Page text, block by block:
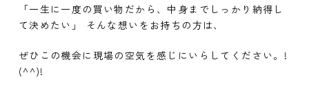
「一生に一度の買い物だから、中身までしっかり納得し
て決めたい」 そんな想いをお持ちの方は、
ぜひこの機会に現場の空気を感じにいらしてください。!
(^^)!